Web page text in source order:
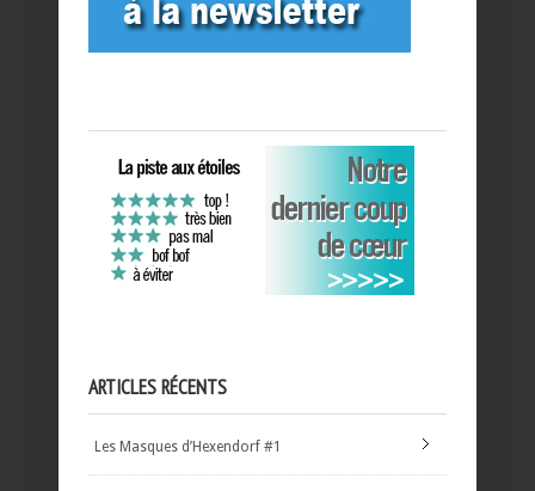
ARTICLES RÉCENTS
Les Masques d’Hexendorf #1